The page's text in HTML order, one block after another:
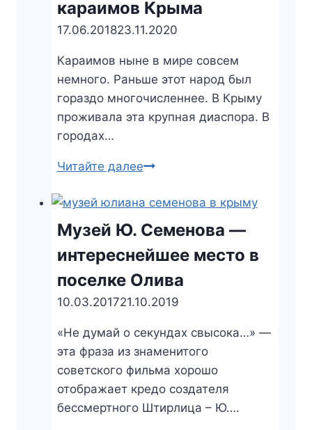
память
о
вечна
караимов Крыма
17.06.201823.11.2020
Караимов ныне в мире совсем
немного. Раньше этот народ был
гораздо многочисленнее. В Крыму
проживала эта крупная диаспора. В
городах…
Читайте далееФеодосийская
—
одна
из
памяток
караимов
Крыма
Музей Ю. Семенова —
интереснейшее место в
поселке Олива
10.03.201721.10.2019
«Не думай о секундах свысока…» —
эта фраза из знаменитого
советского фильма хорошо
отображает кредо создателя
бессмертного Штирлица – Ю….